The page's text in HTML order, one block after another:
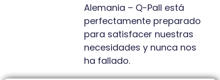
Alemania – Q-Pall está
perfectamente preparado
para satisfacer nuestras
necesidades y nunca nos
ha fallado.